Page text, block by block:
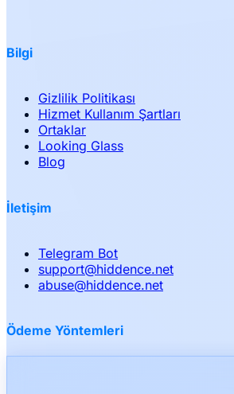
Bilgi
Gizlilik Politikası
Hizmet Kullanım Şartları
Ortaklar
Looking Glass
Blog
İletişim
Telegram Bot
support@hiddence.net
abuse@hiddence.net
Ödeme Yöntemleri